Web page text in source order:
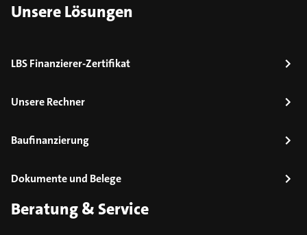
Unsere Lösungen
LBS Finanzierer-Zertifikat
Unsere Rechner
Baufinanzierung
Dokumente und Belege
Beratung & Service